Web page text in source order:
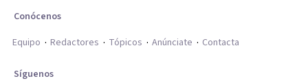
Conócenos
Equipo
Redactores Tópicos Anúnciate Contacta
Síguenos